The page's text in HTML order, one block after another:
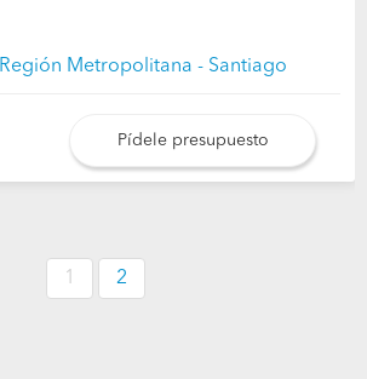
Región Metropolitana - Santiago
Pídele presupuesto
1 2